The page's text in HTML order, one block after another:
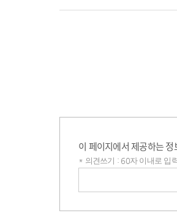
이 페이지에서 제공하는
* 의견쓰기 : 60자 이내로 입